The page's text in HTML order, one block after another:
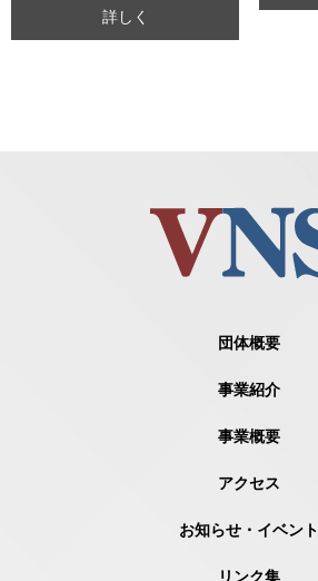
ちしています！詳しく
団体概要
事業紹介
事業概要
アクセス
お知らせ・イベント
リンク集